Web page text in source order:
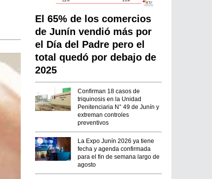
El 65% de los comercios
de Junín vendió más por
el Día del Padre pero el
total quedó por debajo de
2025
Confirman 18 casos de
triquinosis en la Unidad
Penitenciaria N° 49 de Junín y
extreman controles
preventivos
La Expo Junín 2026 ya tiene
fecha y agenda confirmada
para el fin de semana largo de
agosto